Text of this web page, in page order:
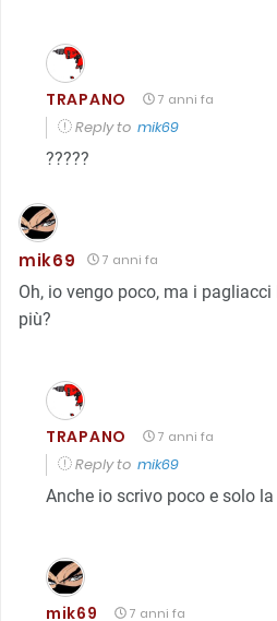
TRAPANO 7 anni fa
Reply to mik69
?????
mik69 7 anni fa
Oh, io vengo poco, ma i
più?
TRAPANO 7 anni fa
Reply to mik69
Anche io scrivo poco e solo
mik69 7 anni fa